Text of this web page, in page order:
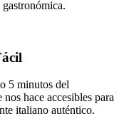
5 minutos del
hace accesibles para
italiano auténtico.